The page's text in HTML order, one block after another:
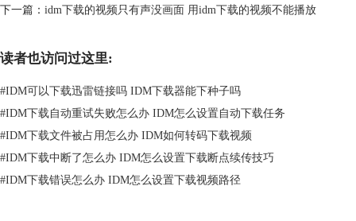
下一篇： idm下载的视频只有声没画面 用idm下载的视频不能播放
读者也访问过这里:
#IDM可以下载迅雷链接吗 IDM下载器能下种子吗
#IDM下载自动重试失败怎么办 IDM怎么设置自动下载任务
#IDM下载文件被占用怎么办 IDM如何转码下载视频
#IDM下载中断了怎么办 IDM怎么设置下载断点续传技巧
#IDM下载错误怎么办 IDM怎么设置下载视频路径